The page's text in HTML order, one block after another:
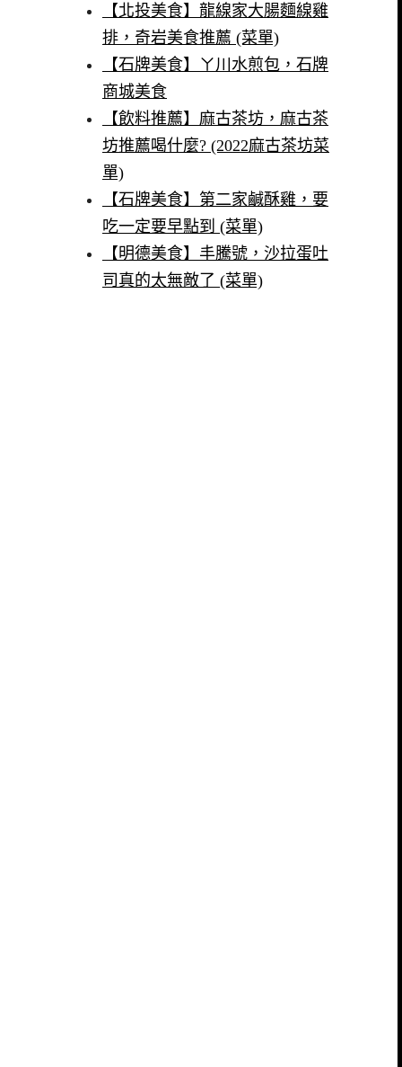
【北投美食】龍線家大腸麵線雞
排，奇岩美食推薦 (菜單)
【石牌美食】ㄚ川水煎包，石牌
商城美食
【飲料推薦】麻古茶坊，麻古茶
坊推薦喝什麼? (2022麻古茶坊菜
單)
【石牌美食】第二家鹹酥雞，要
吃一定要早點到 (菜單)
【明德美食】丰騰號，沙拉蛋吐
司真的太無敵了 (菜單)